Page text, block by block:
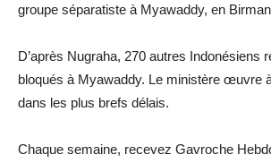
groupe séparatiste à Myawaddy, en
D’après Nugraha, 270 autres Indonésiens
bloqués à Myawaddy. Le ministère œuvre
dans les plus brefs délais.
Chaque semaine, recevez Gavroche